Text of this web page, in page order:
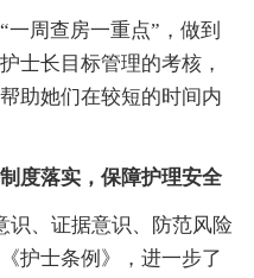
周查房一重点”，做到
士长目标管理的考核，
助她们在较短的时间内
度落实，保障护理安全
、证据意识、防范风险
护士条例》，进一步了